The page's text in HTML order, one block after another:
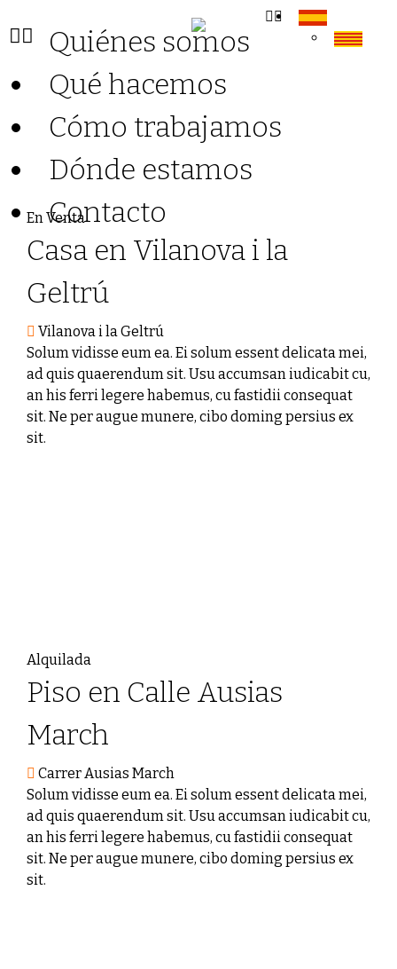
Quiénes somos
Qué hacemos
Cómo trabajamos
Dónde estamos
Contacto
En Venta
Casa en Vilanova i la
Geltrú
Vilanova i la Geltrú
Solum vidisse eum ea. Ei solum essent delicata mei,
ad quis quaerendum sit. Usu accumsan iudicabit cu,
an his ferri legere habemus, cu fastidii consequat
sit. Ne per augue munere, cibo doming persius ex
sit.
Alquilada
Piso en Calle Ausias
March
Carrer Ausias March
Solum vidisse eum ea. Ei solum essent delicata mei,
ad quis quaerendum sit. Usu accumsan iudicabit cu,
an his ferri legere habemus, cu fastidii consequat
sit. Ne per augue munere, cibo doming persius ex
sit.